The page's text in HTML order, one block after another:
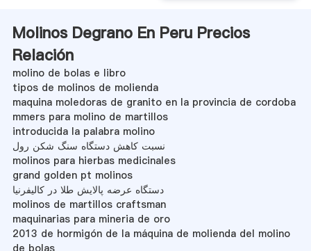
Molinos Degrano En Peru Precios
Relación
molino de bolas e libro
tipos de molinos de molienda
maquina moledoras de granito en la provincia de cordoba
mmers para molino de martillos
introducida la palabra molino
نسبت کاهش دستگاه سنگ شکن رول
molinos para hierbas medicinales
grand golden pt molinos
دستگاه عرضه پالایش طلا در کالیفرنیا
molinos de martillos craftsman
maquinarias para mineria de oro
2013 de hormigón de la máquina de molienda del molino
de bolas